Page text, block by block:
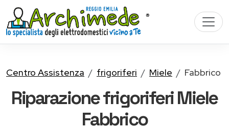
Centro Assistenza frigoriferi Miele Fabbrico
Riparazionefrigoriferi Miele
Fabbrico